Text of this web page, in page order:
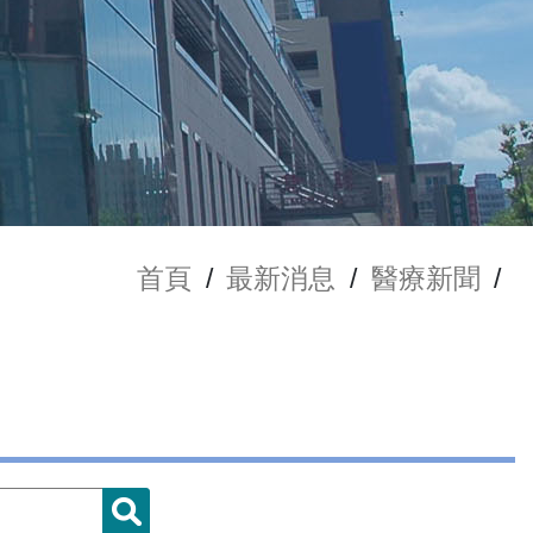
首頁 / 最新消息 / 醫療新聞 /